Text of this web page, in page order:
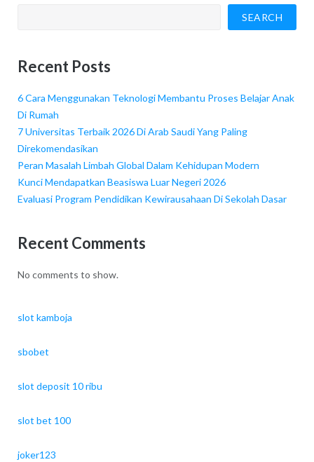
SEARCH
Recent Posts
6 Cara Menggunakan Teknologi Membantu Proses Belajar Anak
Di Rumah
7 Universitas Terbaik 2026 Di Arab Saudi Yang Paling
Direkomendasikan
Peran Masalah Limbah Global Dalam Kehidupan Modern
Kunci Mendapatkan Beasiswa Luar Negeri 2026
Evaluasi Program Pendidikan Kewirausahaan Di Sekolah Dasar
Recent Comments
No comments to show.
slot kamboja
sbobet
slot deposit 10 ribu
slot bet 100
joker123